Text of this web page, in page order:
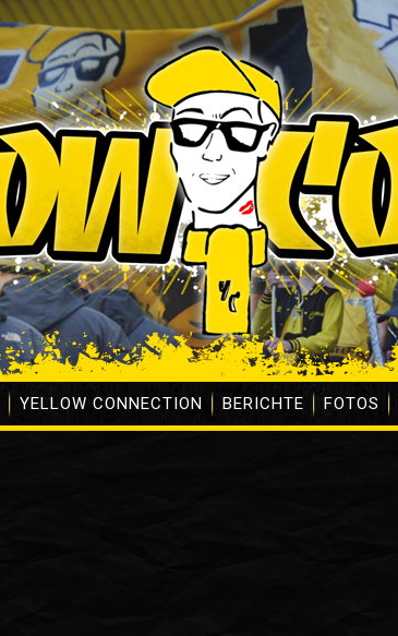
YELLOW CONNECTION BERICHTE FOTOS